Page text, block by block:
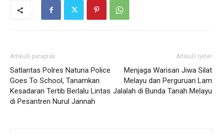
Artikulli paraprak
Satlantas Polres Natuna Police
Goes To School, Tanamkan
Kesadaran Tertib Berlalu Lintas
di Pesantren Nurul Jannah
Artikulli tjetër
Menjaga Warisan Jiwa Silat
Melayu dan Perguruan Lam
Jalalah di Bunda Tanah Melayu